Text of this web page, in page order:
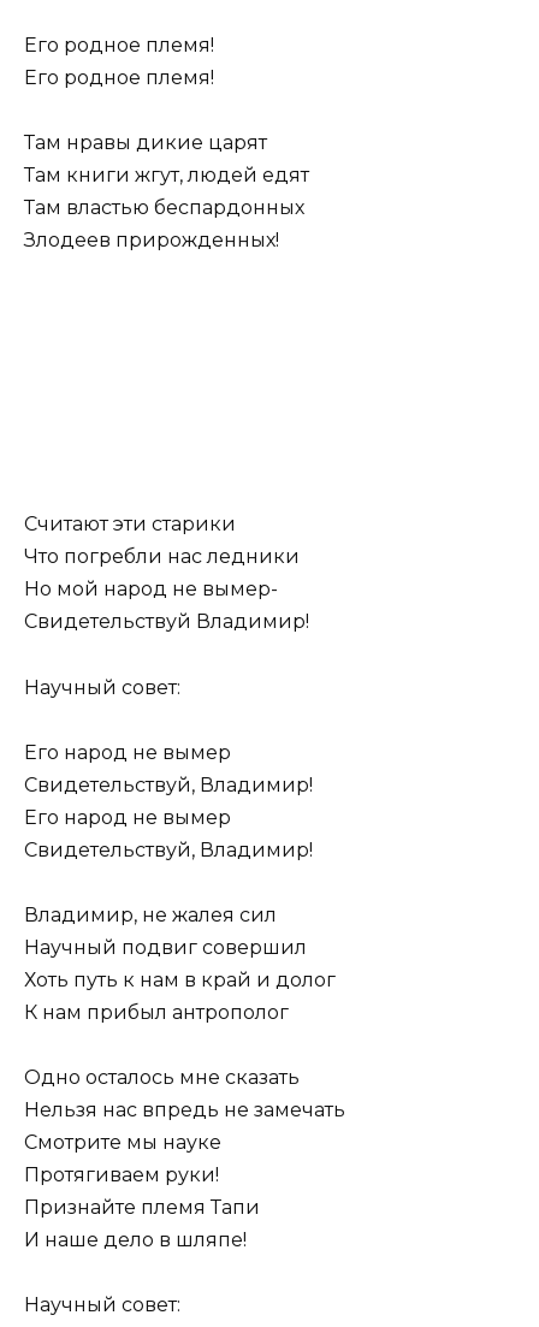
Его родное племя!
Его родное племя!
Там нравы дикие царят
Там книги жгут, людей едят
Там властью беспардонных
Злодеев прирожденных!
Считают эти старики
Что погребли нас ледники
Но мой народ не вымер-
Свидетельствуй Владимир!
Научный совет:
Его народ не вымер
Свидетельствуй, Владимир!
Его народ не вымер
Свидетельствуй, Владимир!
Владимир, не жалея сил
Научный подвиг совершил
Хоть путь к нам в край и долог
К нам прибыл антрополог
Одно осталось мне сказать
Нельзя нас впредь не замечать
Смотрите мы науке
Протягиваем руки!
Признайте племя Тапи
И наше дело в шляпе!
Научный совет: